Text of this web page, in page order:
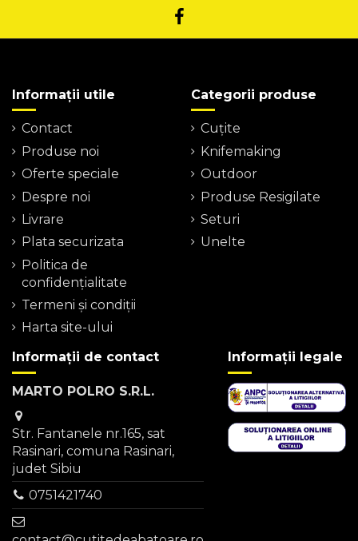
Informații utile
Contact
Produse noi
Oferte speciale
Despre noi
Livrare
Plata securizata
Politica de
confidențialitate
Termeni şi condiţii
Harta site-ului
Categorii produse
Cuțite
Knifemaking
Outdoor
Produse Resigilate
Seturi
Unelte
Informații de contact
MARTO POLRO S.R.L.
Str. Fantanele nr.165, sat
Rasinari, comuna Rasinari,
judet Sibiu
0751421740
Informații legale